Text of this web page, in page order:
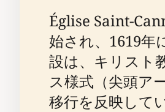
Église Saint-
始され、1619年
設は、キリスト
ス様式（尖頭ア
移行を反映して